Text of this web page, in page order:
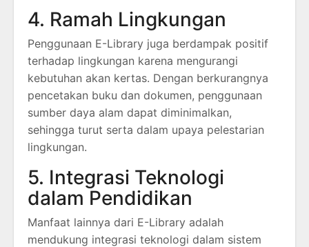
4. Ramah Lingkungan
Penggunaan E-Library juga berdampak positif
terhadap lingkungan karena mengurangi
kebutuhan akan kertas. Dengan berkurangnya
pencetakan buku dan dokumen, penggunaan
sumber daya alam dapat diminimalkan,
sehingga turut serta dalam upaya pelestarian
lingkungan.
5. Integrasi Teknologi
dalam Pendidikan
Manfaat lainnya dari E-Library adalah
mendukung integrasi teknologi dalam sistem